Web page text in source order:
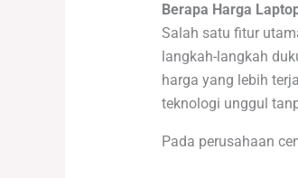
Berapa Harga
Salah satu fitur
langkah-langkah
harga yang lebih
teknologi unggul
Pada perusahaan